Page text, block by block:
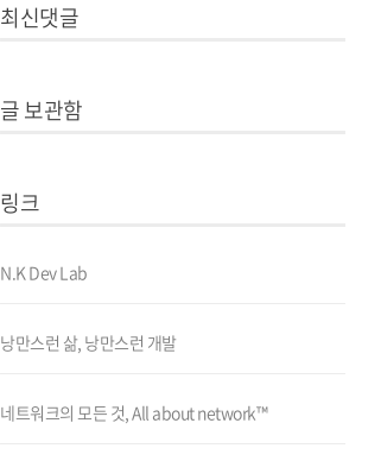
최신댓글
글 보관함
링크
N.K Dev Lab
낭만스런 삶, 낭만스런 개발
네트워크의 모든 것, All about network™